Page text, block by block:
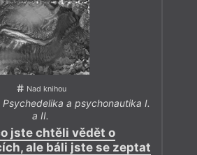
Nad knihou
Psychedelika a psychonautika I.
a II.
jste chtěli vědět o
ale báli jste se zeptat